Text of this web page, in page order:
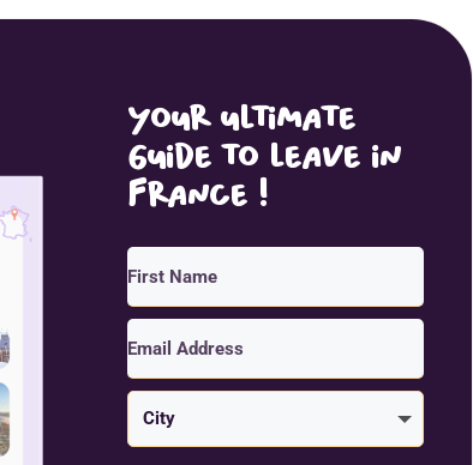
Your ultimate
guide to leave in
France !